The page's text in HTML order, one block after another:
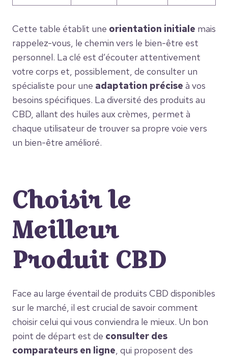
Cette table établit une orientation initiale mais
rappelez-vous, le chemin vers le bien-être est
personnel. La clé est d’écouter attentivement
votre corps et, possiblement, de consulter un
spécialiste pour une adaptation précise à vos
besoins spécifiques. La diversité des produits au
CBD, allant des huiles aux crèmes, permet à
chaque utilisateur de trouver sa propre voie vers
un bien-être amélioré.
Choisir le
Meilleur
Produit CBD
Face au large éventail de produits CBD disponibles
sur le marché, il est crucial de savoir comment
choisir celui qui vous conviendra le mieux. Un bon
point de départ est de consulter des
comparateurs en ligne, qui proposent des